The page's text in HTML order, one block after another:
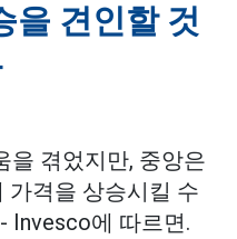
을 견인할 것
을 겪었지만, 중앙은
가격을 상승시킬 수
Invesco에 따르면.